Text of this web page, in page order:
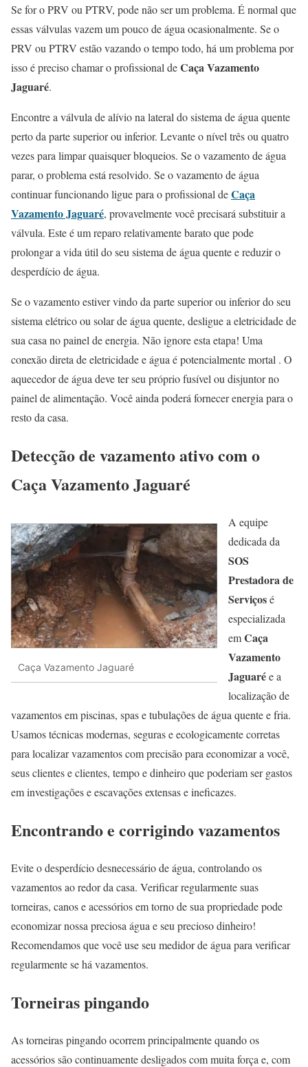
Se for o PRV ou PTRV, pode não ser um problema. É normal que
essas válvulas vazem um pouco de água ocasionalmente. Se o
PRV ou PTRV estão vazando o tempo todo, há um problema por
isso é preciso chamar o profissional deCaça Vazamento
Jaguaré.
Encontre a válvula de alívio na lateral do sistema de água quente
perto da parte superior ou inferior. Levante o nível três ou quatro
vezes para limpar quaisquer bloqueios. Se o vazamento de água
parar, o problema está resolvido. Se o vazamento de água
continuar funcionando ligue para o profissional deCaça
Vazamento Jaguaré, provavelmente você precisará substituir a
válvula. Este é um reparo relativamente barato que pode
prolongar a vida útil do seu sistema de água quente e reduzir o
desperdício de água.
Se o vazamento estiver vindo da parte superior ou inferior do seu
sistema elétrico ou solar de água quente, desligue a eletricidade de
sua casa no painel de energia. Não ignore esta etapa! Uma
conexão direta de eletricidade e água é potencialmente mortal . O
aquecedor de água deve ter seu próprio fusível ou disjuntor no
painel de alimentação. Você ainda poderá fornecer energia para o
resto da casa.
Detecção de vazamento ativo com o
Caça Vazamento Jaguaré
Caça Vazamento Jaguaré
A equipe
dedicada da
SOS
Prestadora de
Serviçosé
especializada
emCaça
Vazamento
Jaguarée a
localização de
vazamentos em piscinas, spas e tubulações de água quente e fria.
Usamos técnicas modernas, seguras e ecologicamente corretas
para localizar vazamentos com precisão para economizar a você,
seus clientes e clientes, tempo e dinheiro que poderiam ser gastos
em investigações e escavações extensas e ineficazes.
Encontrando e corrigindo vazamentos
Evite o desperdício desnecessário de água, controlando os
vazamentos ao redor da casa. Verificar regularmente suas
torneiras, canos e acessórios em torno de sua propriedade pode
economizar nossa preciosa água e seu precioso dinheiro!
Recomendamos que você use seu medidor de água para verificar
regularmente se há vazamentos.
Torneiras pingando
As torneiras pingando ocorrem principalmente quando os
acessórios são continuamente desligados com muita força e, com